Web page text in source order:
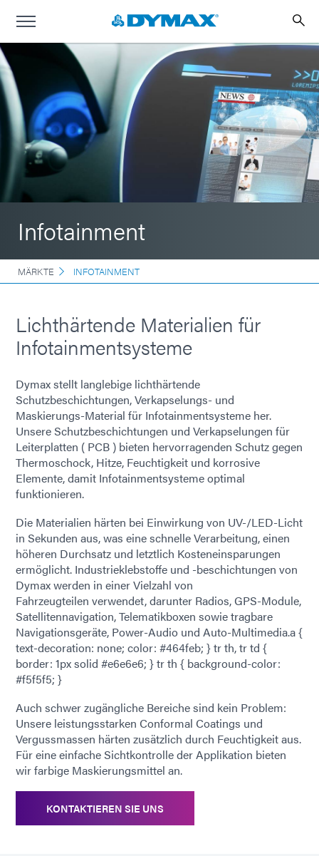
Infotainment
MÄRKTE INFOTAINMENT
Lichthärtende Materialien für
Infotainmentsysteme
Dymax stellt langlebige lichthärtende
Schutzbeschichtungen, Verkapselungs- und
Maskierungs-Material für Infotainmentsysteme her.
Unsere Schutzbeschichtungen und Verkapselungen für
Leiterplatten ( PCB ) bieten hervorragenden Schutz gegen
Thermoschock, Hitze, Feuchtigkeit und korrosive
Elemente, damit Infotainmentsysteme optimal
funktionieren.
Die Materialien härten bei Einwirkung von UV-/LED-Licht
in Sekunden aus, was eine schnelle Verarbeitung, einen
höheren Durchsatz und letztlich Kosteneinsparungen
ermöglicht. Industrieklebstoffe und -beschichtungen von
Dymax werden in einer Vielzahl von
Fahrzeugteilen verwendet, darunter Radios, GPS-Module,
Satellitennavigation, Telematikboxen sowie tragbare
Navigationsgeräte, Power-Audio und Auto-Multimedia.a {
text-decoration: none; color: #464feb; } tr th, tr td {
border: 1px solid #e6e6e6; } tr th { background-color:
#f5f5f5; }
Auch schwer zugängliche Bereiche sind kein Problem:
Unsere leistungsstarken Conformal Coatings und
Vergussmassen härten zusätzlich durch Feuchtigkeit aus.
Für eine einfache Sichtkontrolle der Applikation bieten
wir farbige Maskierungsmittel an.
KONTAKTIEREN SIE UNS